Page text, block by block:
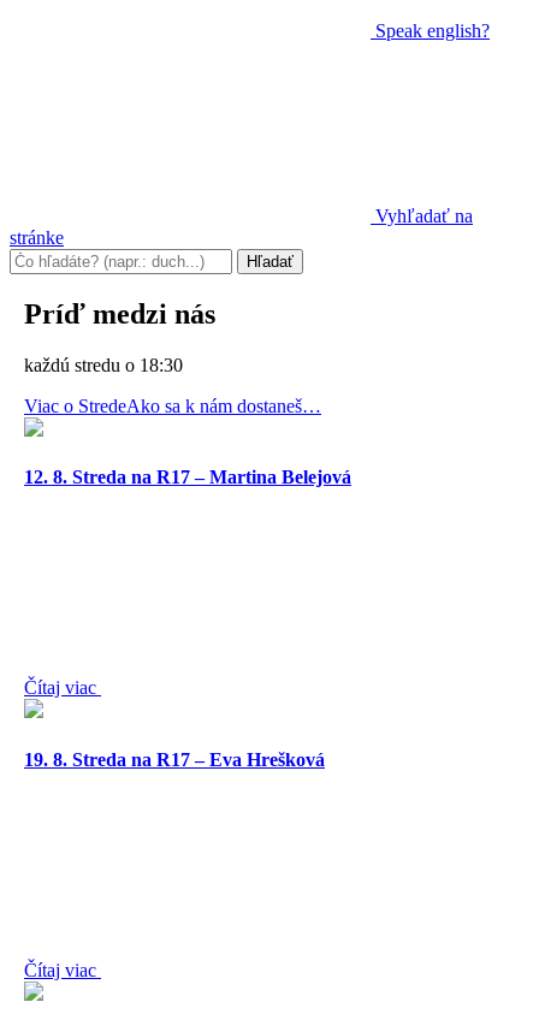
Speak english?
Vyhľadať na
stránke
Príď medzi nás
každú stredu o 18:30
Viac o StredeAko sa k nám dostaneš…
12. 8. Streda na R17 – Martina Belejová
Čítaj viac
19. 8. Streda na R17 – Eva Hrešková
Čítaj viac